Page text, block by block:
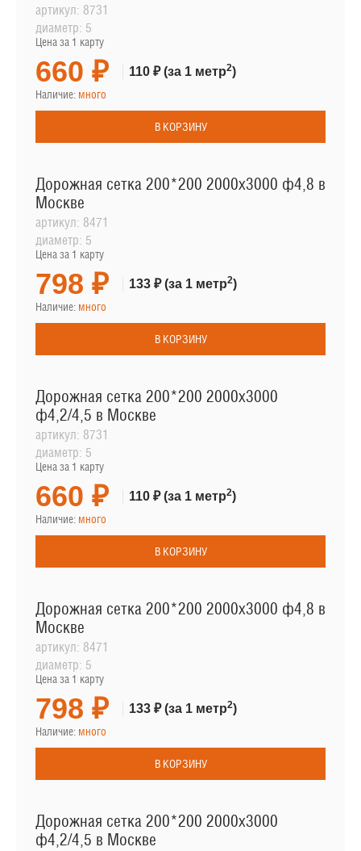
артикул: 8731
диаметр: 5
Цена за 1 карту
660 ₽ 110 ₽(за 1 метр2)
Наличие: много
В КОРЗИНУ
Дорожная сетка 200*200 2000х3000 ф4,8 в
Москве
артикул: 8471
диаметр: 5
Цена за 1 карту
798 ₽ 133 ₽(за 1 метр2)
Наличие: много
В КОРЗИНУ
Дорожная сетка 200*200 2000х3000
ф4,2/4,5 в Москве
артикул: 8731
диаметр: 5
Цена за 1 карту
660 ₽ 110 ₽(за 1 метр2)
Наличие: много
В КОРЗИНУ
Дорожная сетка 200*200 2000х3000 ф4,8 в
Москве
артикул: 8471
диаметр: 5
Цена за 1 карту
798 ₽ 133 ₽(за 1 метр2)
Наличие: много
В КОРЗИНУ
Дорожная сетка 200*200 2000х3000
ф4,2/4,5 в Москве